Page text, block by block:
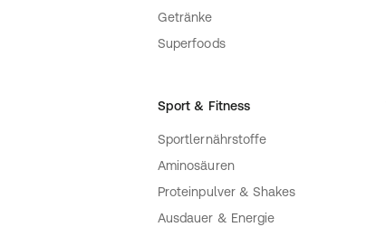
Getränke
Superfoods
Sport & Fitness
Sportlernährstoffe
Aminosäuren
Proteinpulver & Shakes
Ausdauer & Energie